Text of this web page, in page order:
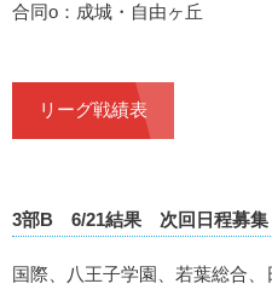
合同ο：成城・自由ヶ丘
リーグ戦績表
3部B 6/21結果 次回日程募集
国際、八王子学園、若葉総合